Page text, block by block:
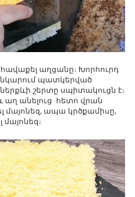
աղցանը։ Խորհուրդ
նկարում պատկերված
շերտը սպիտակուցն է։
աղ անելուց հետո վրան
մայոնեզ, ապա կրծքամիսը,
մայոնեզ։